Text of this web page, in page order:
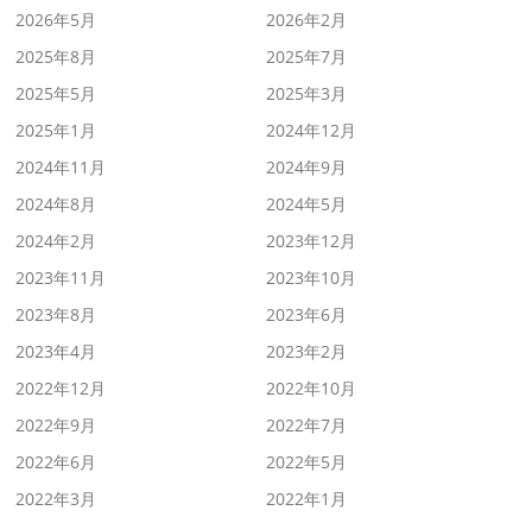
2026年5月
2026年2月
2025年8月
2025年7月
2025年5月
2025年3月
2025年1月
2024年12月
2024年11月
2024年9月
2024年8月
2024年5月
2024年2月
2023年12月
2023年11月
2023年10月
2023年8月
2023年6月
2023年4月
2023年2月
2022年12月
2022年10月
2022年9月
2022年7月
2022年6月
2022年5月
2022年3月
2022年1月